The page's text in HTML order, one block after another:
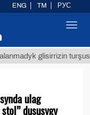
glisirrizin turşusy (t.)
ulag
duşuşygy
ENG TM РУС